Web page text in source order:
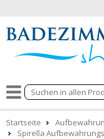
Startseite
Spirella